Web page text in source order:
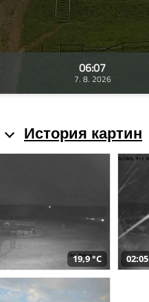
06:07
7. 8. 2026
История картин
19,9 °C 02:05